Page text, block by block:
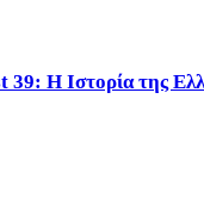
39: Η Ιστορία της